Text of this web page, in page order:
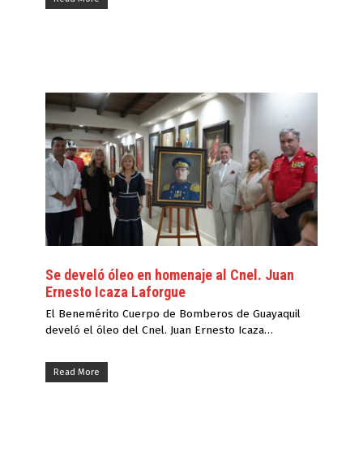
Se develó óleo en homenaje al Cnel. Juan
Ernesto Icaza Laforgue
El Benemérito Cuerpo de Bomberos de Guayaquil
develó el óleo del Cnel. Juan Ernesto Icaza…
Read More